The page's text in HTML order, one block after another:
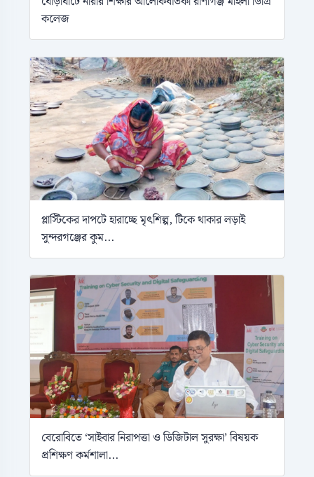
কলেজ
প্লাস্টিকের দাপটে হারাচ্ছে মৃৎশিল্প, টিকে থাকার লড়াই
সুন্দরগঞ্জের কুম...
বেরোবিতে ‘সাইবার নিরাপত্তা ও ডিজিটাল সুরক্ষা’ বিষয়ক
প্রশিক্ষণ কর্মশালা...